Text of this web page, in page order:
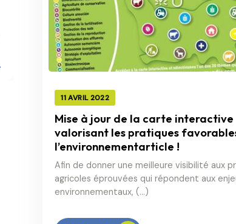
11 AVRIL 2022
Mise à jour de la carte interactive
valorisant les pratiques
l’environnementarticle !
Afin de donner une meilleure visibilité aux
agricoles éprouvées qui répondent aux
environnementaux, (…)